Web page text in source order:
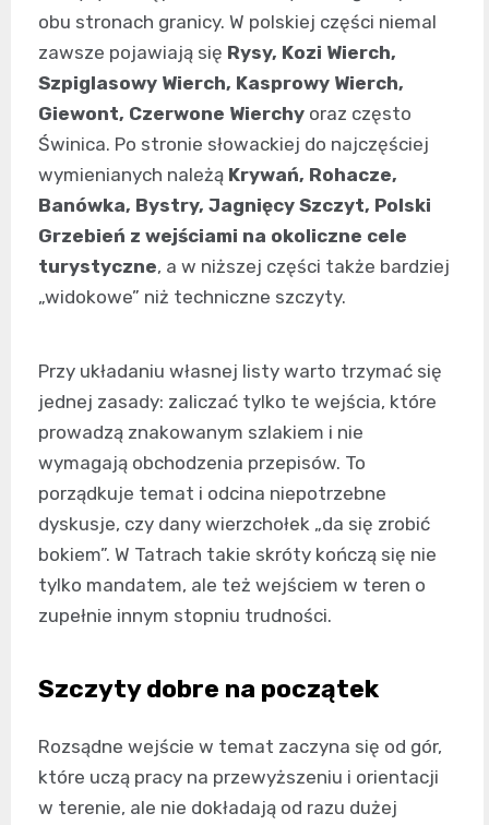
obu stronach granicy. W polskiej części niemal
zawsze pojawiają się Rysy, Kozi Wierch,
Szpiglasowy Wierch, Kasprowy Wierch,
Giewont, Czerwone Wierchy oraz często
Świnica. Po stronie słowackiej do najczęściej
wymienianych należą Krywań, Rohacze,
Banówka, Bystry, Jagnięcy Szczyt, Polski
Grzebień z wejściami na okoliczne cele
turystyczne, a w niższej części także bardziej
„widokowe” niż techniczne szczyty.
Przy układaniu własnej listy warto trzymać się
jednej zasady: zaliczać tylko te wejścia, które
prowadzą znakowanym szlakiem i nie
wymagają obchodzenia przepisów. To
porządkuje temat i odcina niepotrzebne
dyskusje, czy dany wierzchołek „da się zrobić
bokiem”. W Tatrach takie skróty kończą się nie
tylko mandatem, ale też wejściem w teren o
zupełnie innym stopniu trudności.
Szczyty dobre na początek
Rozsądne wejście w temat zaczyna się od gór,
które uczą pracy na przewyższeniu i orientacji
w terenie, ale nie dokładają od razu dużej